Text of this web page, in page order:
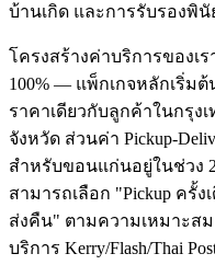
บ้านเกิด และการรับรองพิ
โครงสร้างค่าบริการของเ
100% — แพ็กเกจหลักเริ่ม
ราคาเดียวกับลูกค้าในกรุง
จังหวัด ส่วนค่า Pickup-
สำหรับขอนแก่นอยู่ในช่วง
สามารถเลือก "Pickup ครั้ง
ส่งคืน" ตามความเหมาะส
บริการ Kerry/Flash/Thai